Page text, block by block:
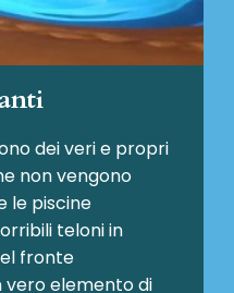
dei veri e propri
non vengono
le piscine
teloni in
fronte
vero elemento di